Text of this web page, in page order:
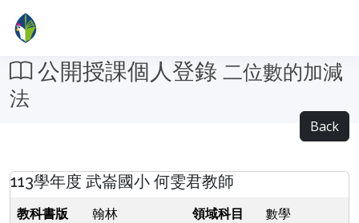
公開授課個人登錄 二位數的加減
法
Back
113學年度 武崙國小 何雯君教師
教科書版
翰林 領域科目 數學